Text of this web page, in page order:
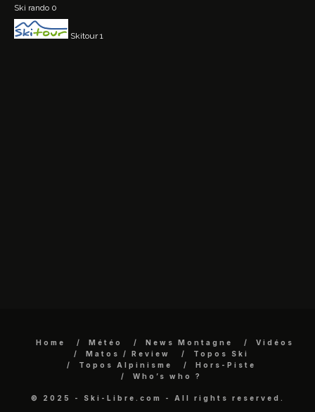
Ski rando 0
Skitour1
Home Météo News Montagne
Vidéos
Matos / Review
Topos Ski
Topos Alpinisme
Hors-Piste
Who’s who ?
© 2025 - Ski-Libre.com - All rights reserved.